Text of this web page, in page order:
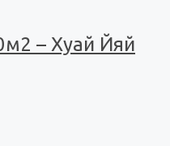
– Хуай Йяй